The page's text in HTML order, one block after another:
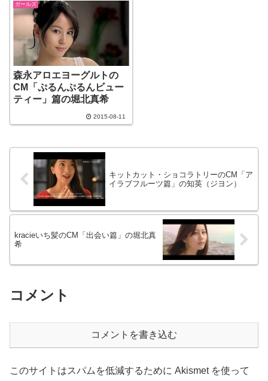
ガールズ
森永アロエヨーグルトの
CM「ぷるんぷるんビュー
ティー」篇の堀北真希
2015-08-11
キットカット・ショコラトリーのCM「ア
イラブフルーツ篇」の知英（ジヨン）
kracieいち髪のCM「出会い篇」の堀北真
希
コメント
コメントを書き込む
このサイトはスパムを低減するために Akismet を使って